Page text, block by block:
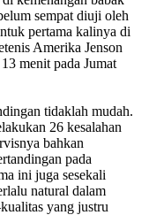
sempat diuji oleh
pertama kalinya di
Amerika Jenson
menit pada Jumat
tidaklah mudah.
26 kesalahan
bahkan
pada
ini juga sesekali
natural dalam
yang justru